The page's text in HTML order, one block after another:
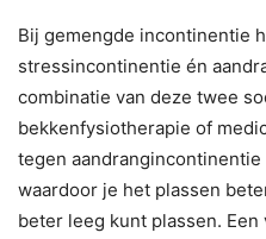
Bij gemengde incontinentie
stressincontinentie én
combinatie van deze twee
bekkenfysiotherapie of
tegen
waardoor je het plassen
beter leeg kunt plassen.